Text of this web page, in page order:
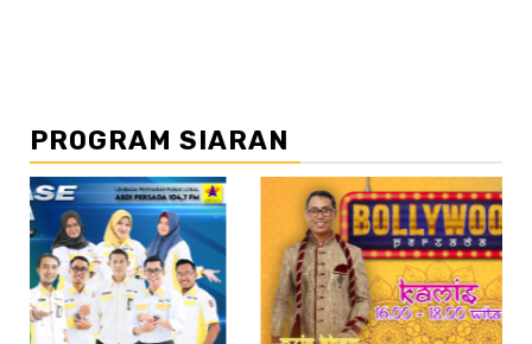
PROGRAM SIARAN
//2 //